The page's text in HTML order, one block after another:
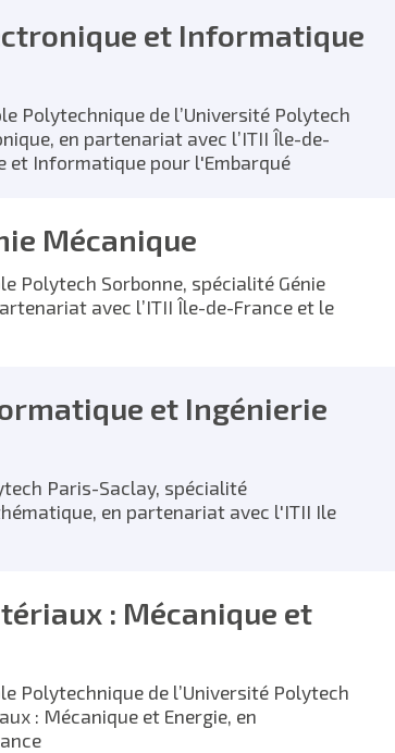
et Informatique
Polytechnique de l’Université Polytech
en partenariat avec l’ITII Île-de-
et Informatique pour l'Embarqué
Mécanique
Polytech Sorbonne, spécialité Génie
avec l’ITII Île-de-France et le
et Ingénierie
Paris-Saclay, spécialité
en partenariat avec l'ITII Ile
: Mécanique et
Polytechnique de l’Université Polytech
: Mécanique et Energie, en